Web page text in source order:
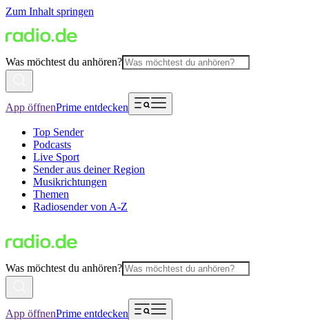
Zum Inhalt springen
Was möchtest du anhören?
App öffnenPrime entdecken
Top Sender
Podcasts
Live Sport
Sender aus deiner Region
Musikrichtungen
Themen
Radiosender von A-Z
Was möchtest du anhören?
App öffnenPrime entdecken